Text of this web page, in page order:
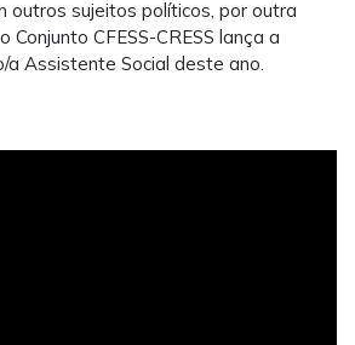
outros sujeitos políticos, por outra
Conjunto CFESS-CRESS lança a
a Assistente Social deste ano.